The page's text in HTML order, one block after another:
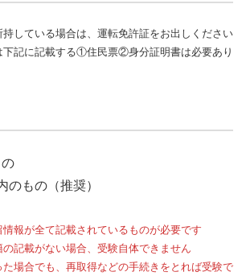
している場合は、運転免許証をお出しください
下記に記載する①住民票②身分証明書は必要あり
のもの（推奨）
報が全て記載されているものが必要です
記載がない場合、受験自体できません
場合でも、再取得などの手続きをとれば受験で